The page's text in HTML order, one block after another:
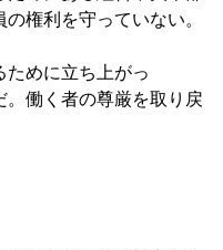
権利を守っていない。
めに立ち上がっ
。働く者の尊厳を取り戻